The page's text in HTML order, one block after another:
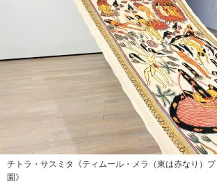
チトラ・サスミタ《ティムール・メラ（東は赤なり）
園》